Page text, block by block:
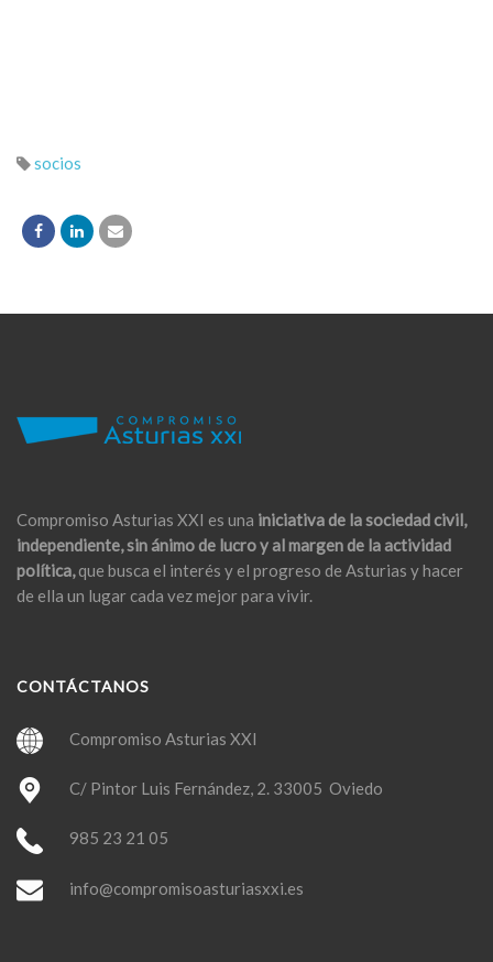
socios
Compromiso Asturias XXI es una iniciativa de la sociedad civil,
independiente, sin ánimo de lucro y al margen de la actividad
política,que busca el interés y el progreso de Asturias y hacer
de ella un lugar cada vez mejor para vivir.
CONTÁCTANOS
Compromiso Asturias XXI
C/ Pintor Luis Fernández, 2. 33005 Oviedo
985 23 21 05
info@compromisoasturiasxxi.es